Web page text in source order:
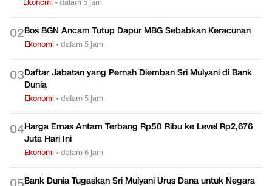
Ekonomi •dalam 5 jam
02Bos BGN Ancam Tutup Dapur MBG Sebabkan Keracunan
Ekonomi •dalam 5 jam
03Daftar Jabatan yang Pernah Diemban Sri Mulyani di Bank
Dunia
Ekonomi •dalam 5 jam
04Harga Emas Antam Terbang Rp50 Ribu ke Level Rp2,676
Juta Hari Ini
Ekonomi •dalam 6 jam
Bank Dunia Tugaskan Sri Mulyani Urus Dana untuk Negara